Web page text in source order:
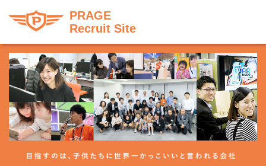
PRAGE
Recruit Site